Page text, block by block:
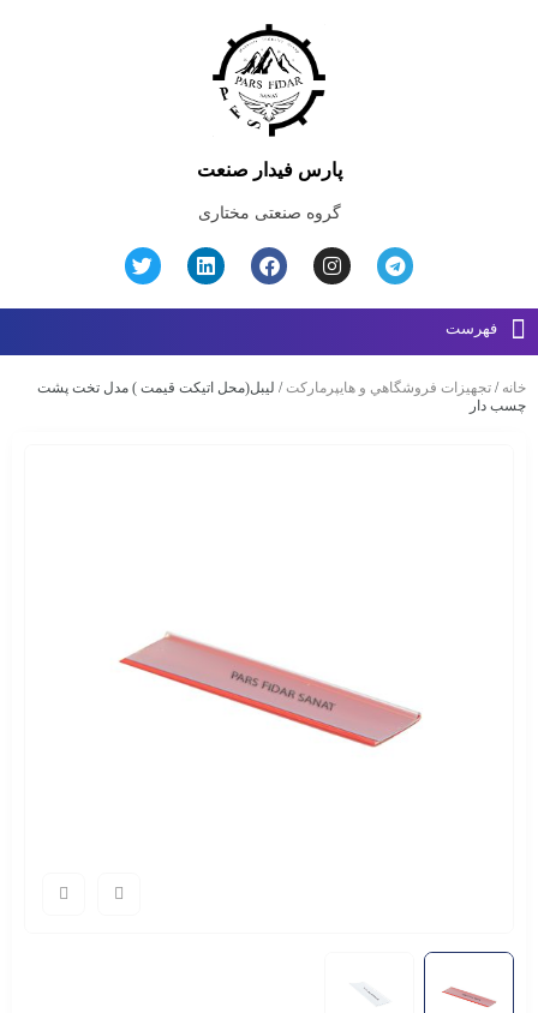
پارس فیدار صنعت
گروه صنعتی مختاری
فهرست
خانه / تجهيزات فروشگاهي و هايپرماركت / لیبل(محل اتیکت قیمت ) مدل تخت پشت
چسب دار